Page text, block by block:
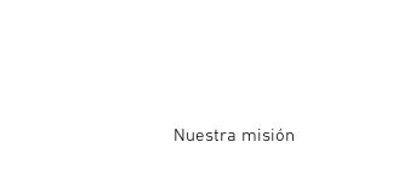
Nuestra misión